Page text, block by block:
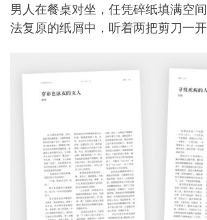
男人在餐桌对坐，任凭碎纸填满空
法复原的纸屑中，听着两把剪刀一开